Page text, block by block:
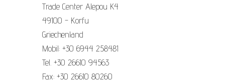
Trade Center Alepou K4
49100 - Korfu
Griechenland
Mobil: +30 6944 258481
Tel. +30 26610 94563
Fax: +30 26610 80260